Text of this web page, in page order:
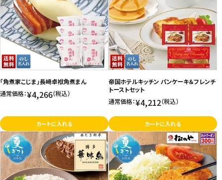
「角煮家こじま」長崎卓袱角煮まん
通常価格：¥4,266（税込）
カートに入れる
帝国ホテルキッチン パンケーキ＆フレンチ
トーストセット
通常価格：¥4,212（税込）
カートに入れる